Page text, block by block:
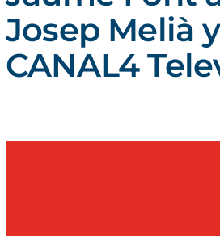
Josep Melià
CANAL4